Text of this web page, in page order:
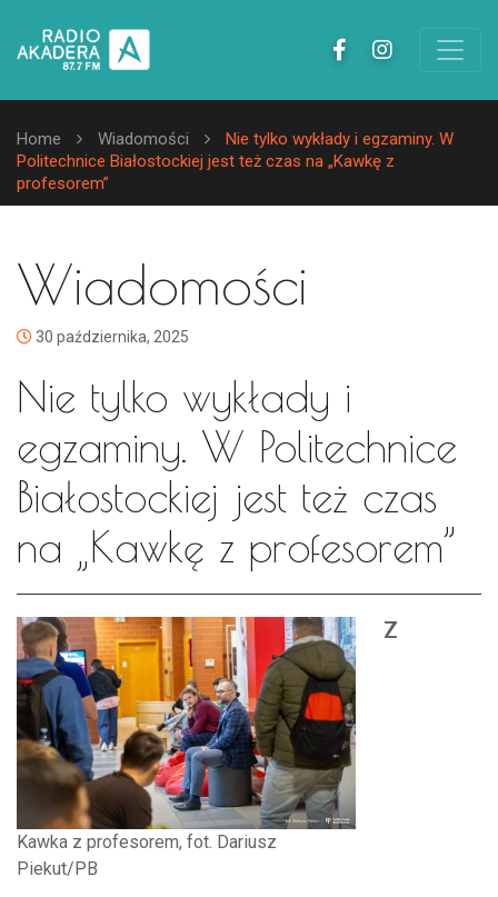
Home Wiadomości
Nie tylko wykłady i egzaminy. W
Politechnice Białostockiej jest też czas na „Kawkę z
profesorem”
Wiadomości
30 października, 2025
Nie tylko wykłady i
egzaminy. W Politechnice
Białostockiej jest też czas
na „Kawkę z profesorem”
Kawka z profesorem, fot. Dariusz
Piekut/PB
Z